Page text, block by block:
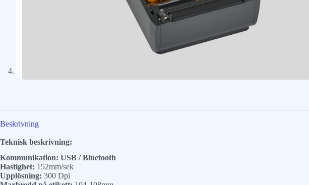
Beskrivning
Teknisk beskrivning:
Kommunikation: USB / Bluetooth
Hastighet: 152mm/sek
Upplösning: 300 Dpi